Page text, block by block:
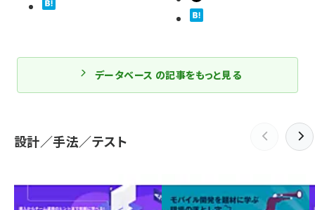
データベース の記事をもっと見る
設計／手法／テスト